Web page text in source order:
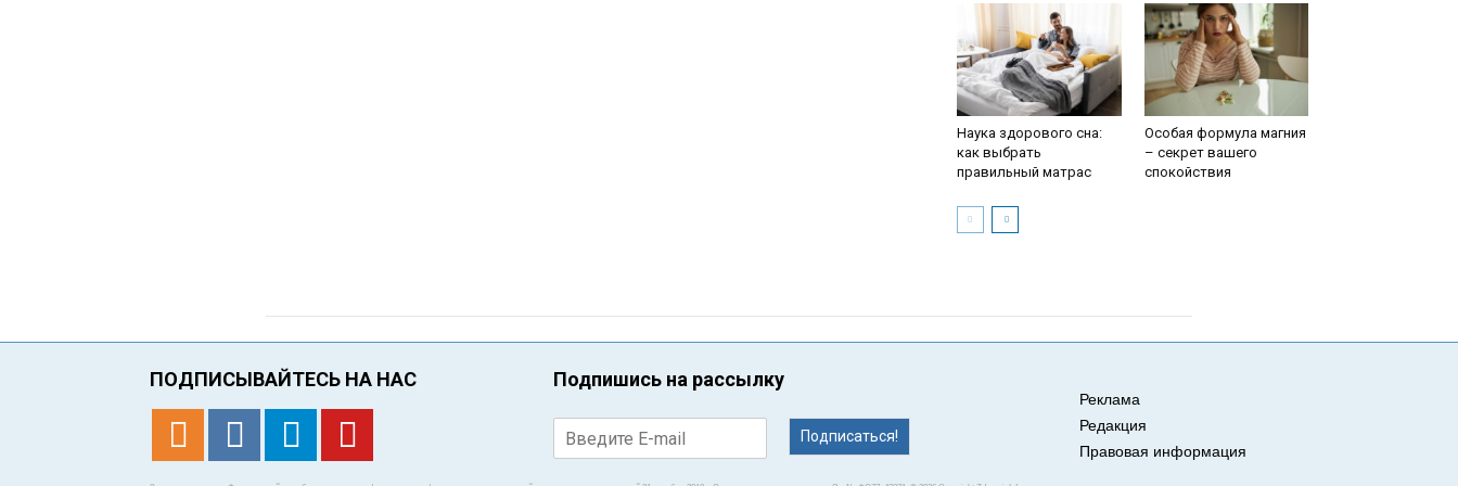
Наука здорового сна:
как выбрать
правильный матрас
Особая формула магния
– секрет вашего
спокойствия
ПОДПИСЫВАЙТЕСЬ НА НАС Подпишись на рассылку
Подписаться!
Реклама
Редакция
Правовая информация